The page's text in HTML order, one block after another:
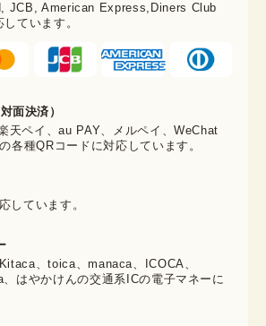
JCB, American Express,Diners Club
ています。
面決済）
天ペイ、au PAY、メルペイ、WeChat
各種QRコードに対応しています。
しています。
、toica、manaca、ICOCA、
はやかけんの交通系ICの電子マネーに